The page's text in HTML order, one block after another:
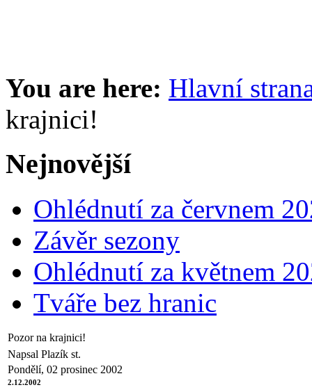
You are here: Hlavní
krajnici!
Nejnovější
Ohlédnutí za červnem
Závěr sezony
Ohlédnutí za květnem
Tváře bez hranic
Pozor na krajnici!
Napsal Plazík st.
Pondělí, 02 prosinec 2002
2.12.2002